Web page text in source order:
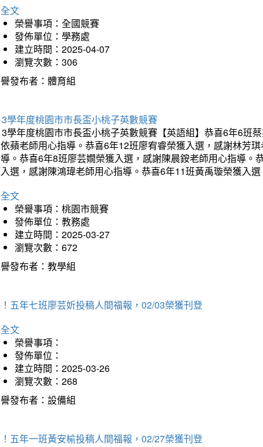
文
榮譽事項：全國競賽
發佈單位：學務處
建立時間：2025-04-07
瀏覽次數：306
發布者：體育組
學年度桃園市市長盃小桃子英數競賽
學年度桃園市市長盃小桃子英數競賽【英語組】恭喜6年6班
蘋老師用心指導。恭喜6年12班廖宥睿榮獲入選，感謝林芳
。恭喜6年8班廖芸嫺榮獲入選，感謝陳晨銨老師用心指導
選，感謝陳鴻瑋老師用心指導。恭喜6年11班黃禹璇榮獲入
文
榮譽事項：桃園市競賽
發佈單位：教務處
建立時間：2025-03-27
瀏覽次數：672
發布者：教學組
五年七班廖芸妡投稿人間福報，02/03榮獲刊登
文
榮譽事項：
發佈單位：
建立時間：2025-03-26
瀏覽次數：268
發布者：設備組
五年一班黃安榆投稿人間福報，02/27榮獲刊登